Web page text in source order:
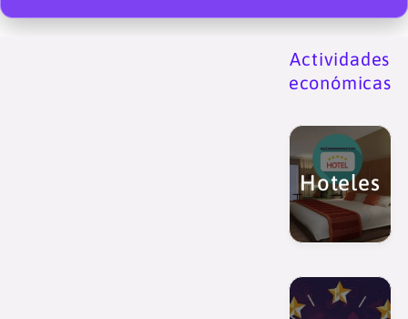
Actividades
económicas
Hoteles